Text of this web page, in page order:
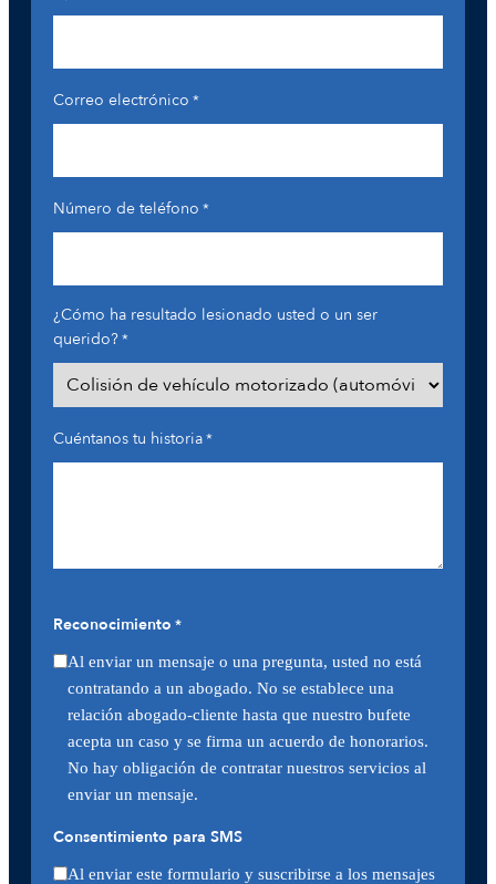
Correo electrónico *
Número de teléfono *
¿Cómo ha resultado lesionado usted o un ser
querido?*
Cuéntanos tu historia*
Reconocimiento *
Al enviar un mensaje o una pregunta, usted no está
contratando a un abogado. No se establece una
relación abogado-cliente hasta que nuestro bufete
acepta un caso y se firma un acuerdo de honorarios.
No hay obligación de contratar nuestros servicios al
enviar un mensaje.
Consentimiento para SMS
Al enviar este formulario y suscribirse a los mensajes